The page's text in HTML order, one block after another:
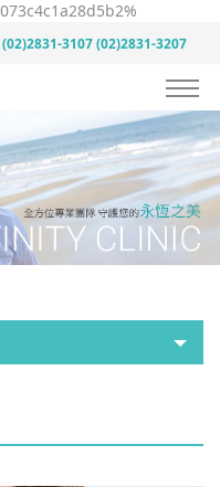
(02)2831-3107(02)2831-3207